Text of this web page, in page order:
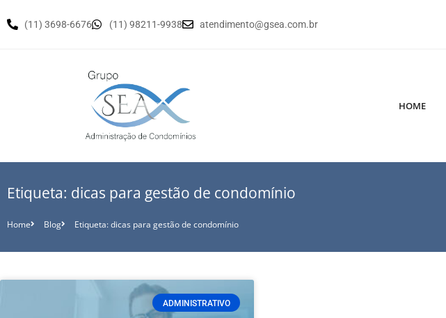
(11) 3698-6676 (11) 98211-9938 atendimento@gsea.com.br
HOME
Etiqueta: dicas para gestão de condomínio
Home Blog Etiqueta: dicas para gestão de condomínio
ADMINISTRATIVO